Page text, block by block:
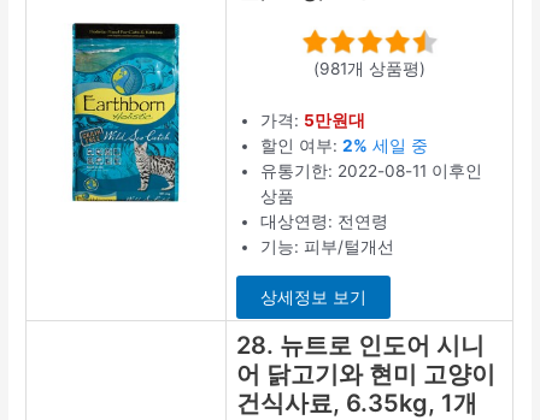
(981개 상품평)
가격: 5만원대
할인 여부:2% 세일 중
유통기한: 2022-08-11 이후인
상품
대상연령: 전연령
기능: 피부/털개선
상세정보 보기
28. 뉴트로 인도어 시니
어 닭고기와 현미 고양이
건식사료, 6.35kg, 1개